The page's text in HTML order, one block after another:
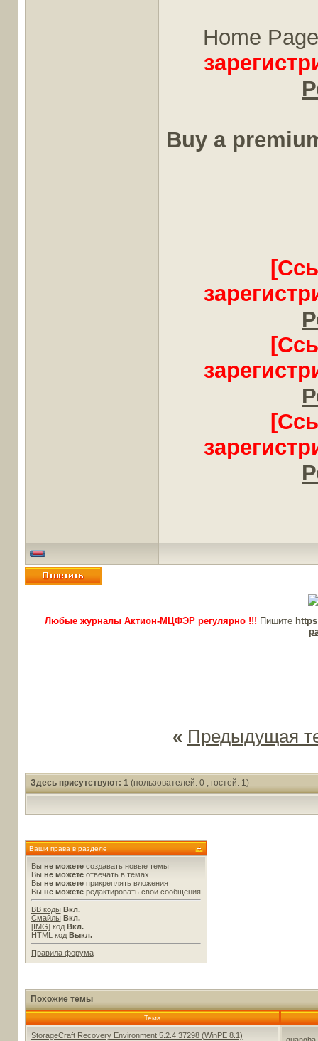
Home
Buy a
Любые журналы Актион-МЦФЭР регулярно !!! Пишите
« Предыдущая
Здесь присутствуют: 1 (пользователей: 0 , гостей: 1)
Ваши права в разделе
Вы не можетесоздавать новые темы
Вы не можетеотвечать в темах
Вы не можетеприкреплять вложения
Вы не можетередактировать свои сообщения
BB коды Вкл.
Смайлы Вкл.
[IMG]код Вкл.
HTML код Выкл.
Правила форума
Похожие темы
Тема
StorageCraft Recovery Environment 5.2.4.37298 (WinPE 8.1)